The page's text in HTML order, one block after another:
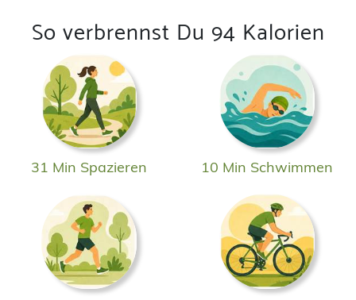
So verbrennst Du 94 Kalorien
31 Min Spazieren 10 Min Schwimmen